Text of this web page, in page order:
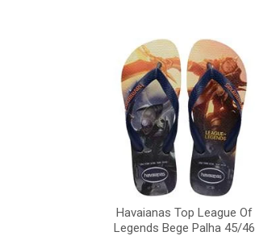
Havaianas Top League Of
Legends Bege Palha 45/46